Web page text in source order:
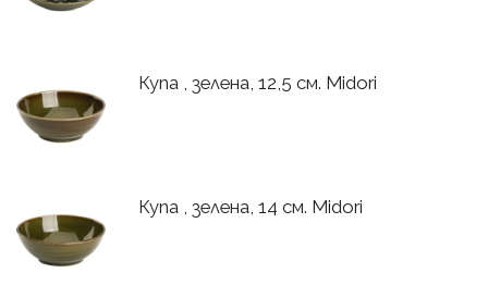
Купа , зелена, 12,5 см. Midori
Купа , зелена, 14 см. Midori